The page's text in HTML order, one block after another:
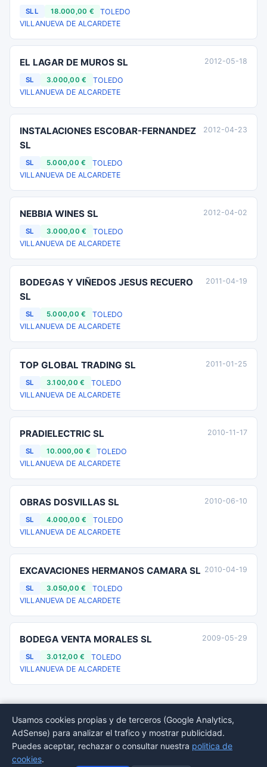
SLL 18.000,00 €
TOLEDO
VILLANUEVA DE ALCARDETE
EL LAGAR DE MUROS SL
SL 3.000,00 €
TOLEDO
VILLANUEVA DE ALCARDETE
2012-05-18
INSTALACIONES ESCOBAR-FERNANDEZ
SL
SL 5.000,00 €
TOLEDO
VILLANUEVA DE ALCARDETE
2012-04-23
NEBBIA WINES SL
SL 3.000,00 €
TOLEDO
VILLANUEVA DE ALCARDETE
2012-04-02
BODEGAS Y VIÑEDOS JESUS RECUERO
SL
SL 5.000,00 €
TOLEDO
VILLANUEVA DE ALCARDETE
2011-04-19
TOP GLOBAL TRADING SL
SL 3.100,00 €
TOLEDO
VILLANUEVA DE ALCARDETE
2011-01-25
PRADIELECTRIC SL
SL 10.000,00 €
TOLEDO
VILLANUEVA DE ALCARDETE
2010-11-17
OBRAS DOSVILLAS SL
SL 4.000,00 €
TOLEDO
VILLANUEVA DE ALCARDETE
2010-06-10
EXCAVACIONES HERMANOS CAMARA SL
SL 3.050,00 €
TOLEDO
VILLANUEVA DE ALCARDETE
2010-04-19
BODEGA VENTA MORALES SL
SL 3.012,00 €
TOLEDO
VILLANUEVA DE ALCARDETE
2009-05-29
© 2026 BORMEDirectorio — Datos publicos del Registro Mercantil
Provincias
Usamos cookies propias y de terceros (Google Analytics,
AdSense) para analizar el trafico y mostrar publicidad.
Puedes aceptar, rechazar o consultar nuestra politica de
cookies.